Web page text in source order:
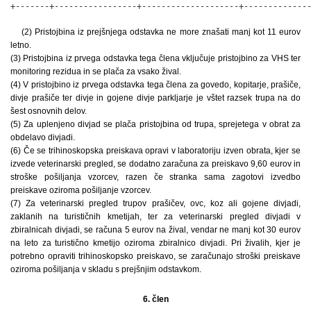
+-------+-----------------+--------------------
(2) Pristojbina iz prejšnjega odstavka ne more znašati manj kot 11 eurov
letno.
(3) Pristojbina iz prvega odstavka tega člena vključuje pristojbino za VHS ter
monitoring rezidua in se plača za vsako žival.
(4) V pristojbino iz prvega odstavka tega člena za govedo, kopitarje, prašiče,
divje prašiče ter divje in gojene divje parkljarje je vštet razsek trupa na do
šest osnovnih delov.
(5) Za uplenjeno divjad se plača pristojbina od trupa, sprejetega v obrat za
obdelavo divjadi.
(6) Če se trihinoskopska preiskava opravi v laboratoriju izven obrata, kjer se
izvede veterinarski pregled, se dodatno zaračuna za preiskavo 9,60 eurov in
stroške pošiljanja vzorcev, razen če stranka sama zagotovi izvedbo
preiskave oziroma pošiljanje vzorcev.
(7) Za veterinarski pregled trupov prašičev, ovc, koz ali gojene divjadi,
zaklanih na turističnih kmetijah, ter za veterinarski pregled divjadi v
zbiralnicah divjadi, se računa 5 eurov na žival, vendar ne manj kot 30 eurov
na leto za turistično kmetijo oziroma zbiralnico divjadi. Pri živalih, kjer je
potrebno opraviti trihinoskopsko preiskavo, se zaračunajo stroški preiskave
oziroma pošiljanja v skladu s prejšnjim odstavkom.
6. člen